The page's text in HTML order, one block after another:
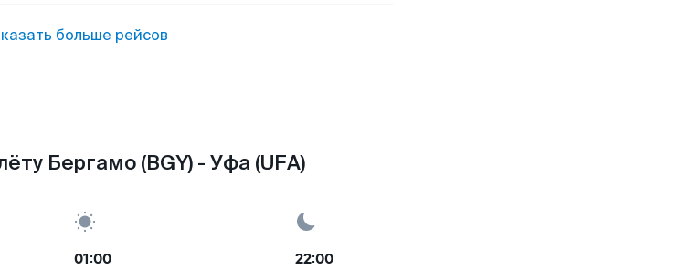
больше рейсов
Бергамо (BGY) - Уфа (UFA)
01:00 22:00